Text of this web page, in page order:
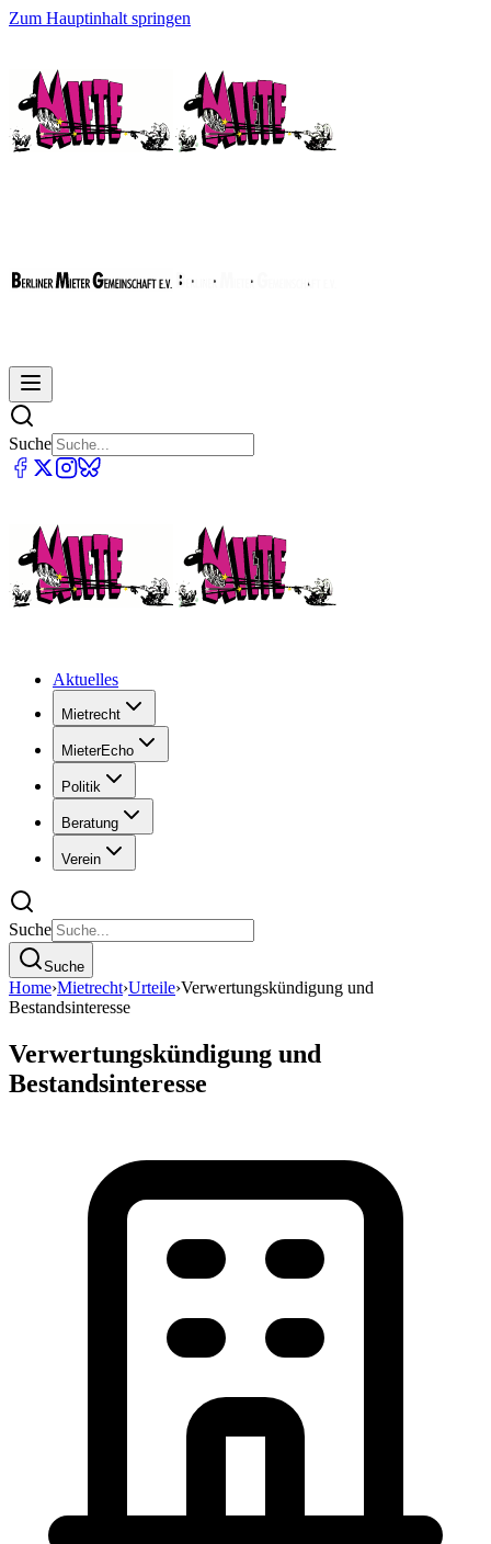
Zum Hauptinhalt springen
Suche
Aktuelles
Mietrecht
MieterEcho
Politik
Beratung
Verein
Suche
Suche
Home›Mietrecht›Urteile›Verwertungskündigung und
Bestandsinteresse
Verwertungskündigung und
Bestandsinteresse